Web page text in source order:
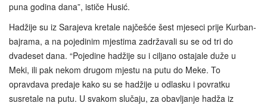
puna godina dana”, ističe Husić.
Hadžije su iz Sarajeva kretale najčešće šest mjeseci prije Kurban-
bajrama, a na pojedinim mjestima zadržavali su se od tri do
dvadeset dana. “Pojedine hadžije su i ciljano ostajale duže u
Meki, ili pak nekom drugom mjestu na putu do Meke. To
opravdava predaje kako su se hadžije u odlasku i povratku
susretale na putu. U svakom slučaju, za obavljanje hadža iz